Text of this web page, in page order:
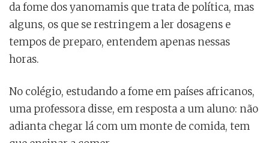
da fome dos yanomamis que trata de política, mas
alguns, os que se restringem a ler dosagens e
tempos de preparo, entendem apenas nessas
horas.
No colégio, estudando a fome em países africanos,
uma professora disse, em resposta a um aluno: não
adianta chegar lá com um monte de comida, tem